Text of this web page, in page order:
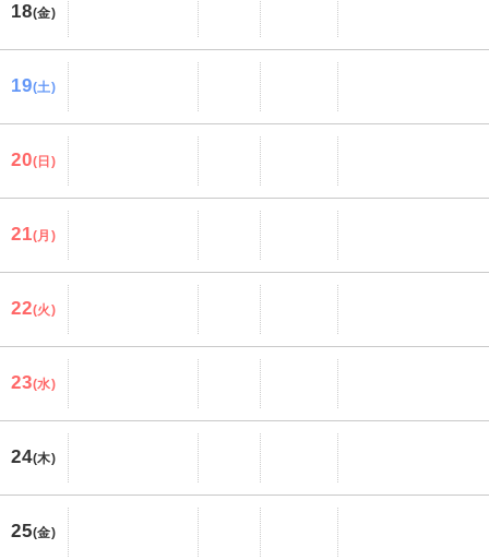
18(金)
19(土)
20(日)
21(月)
22(火)
23(水)
24(木)
25(金)